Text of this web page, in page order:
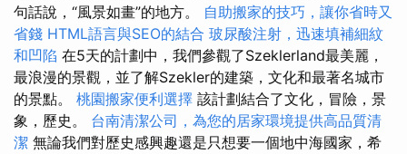
句話說，“風景如畫”的地方。 自助搬家的技巧，讓你省時又
省錢 HTML語言與SEO的結合 玻尿酸注射，迅速填補細紋
和凹陷 在5天的計劃中，我們參觀了Szeklerland最美麗，
最浪漫的景觀，並了解Szekler的建築，文化和最著名城市
的景點。 桃園搬家便利選擇 該計劃結合了文化，冒險，景
象，歷史。 台南清潔公司，為您的居家環境提供高品質清
潔 無論我們對歷史感興趣還是只想要一個地中海國家，希